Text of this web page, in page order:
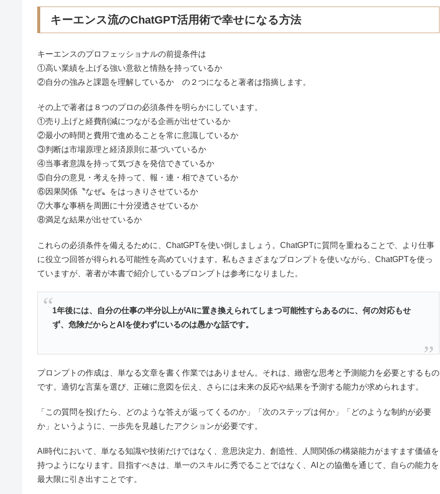
キーエンス流のChatGPT活用術で幸せになる方法
キーエンスのプロフェッショナルの前提条件は
①高い業績を上げる強い意欲と情熱を持っているか
②自分の強みと課題を理解しているか の２つになると著者は指摘します。
その上で著者は８つのプロの必須条件を明らかにしています。
①売り上げと経費削減につながる企画が出せているか
②最小の時間と費用で進めることを常に意識しているか
③判断は市場原理と経済原則に基づいているか
④当事者意識を持って気づきを発信できているか
⑤自分の意見・考えを持って、報・連・相できているか
⑥因果関係〝なぜ〟をはっきりさせているか
⑦大事な事柄を周囲に十分浸透させているか
⑧満足な結果が出せているか
これらの必須条件を備えるために、ChatGPTを使い倒しましょう。ChatGPTに質問を重ねることで、より仕事
に役立つ回答が得られる可能性を高めていけます。私もさまざまなプロンプトを使いながら、ChatGPTを使っ
ていますが、著者が本書で紹介しているプロンプトは参考になりました。
1年後には、自分の仕事の半分以上がAIに置き換えられてしまつ可能性すらあるのに、何の対応もせ
ず、危険だからとAIを使わずにいるのは愚かな話です。
プロンプトの作成は、単なる文章を書く作業ではありません。それは、緻密な思考と予測能力を必要とするもの
です。適切な言葉を選び、正確に意図を伝え、さらには未来の反応や結果を予測する能力が求められます。
「この質問を投げたら、どのような答えが返ってくるのか」「次のステップは何か」「どのような制約が必要
か」というように、一歩先を見越したアクションが必要です。
AI時代において、単なる知識や技術だけではなく、意思決定力、創造性、人間関係の構築能力がますます価値を
持つようになります。目指すべきは、単一のスキルに秀でることではなく、AIとの協働を通じて、自らの能力を
最大限に引き出すことです。